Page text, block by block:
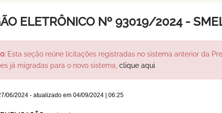
ELETRÔNICO Nº 93019/2024 -
Esta seção reúne licitações registradas no sistema anterior da
já migradas para o novo sistema, clique aqui.
06/2024- atualizado em 04/09/2024 | 06:25